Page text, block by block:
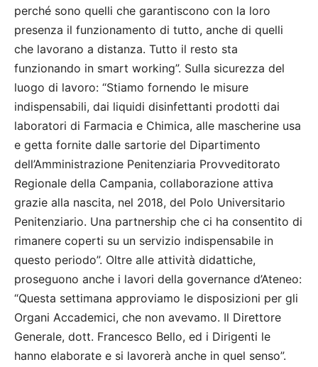
perché sono quelli che garantiscono con la loro
presenza il funzionamento di tutto, anche di quelli
che lavorano a distanza. Tutto il resto sta
funzionando in smart working”. Sulla sicurezza del
luogo di lavoro: “Stiamo fornendo le misure
indispensabili, dai liquidi disinfettanti prodotti dai
laboratori di Farmacia e Chimica, alle mascherine usa
e getta fornite dalle sartorie del Dipartimento
dell’Amministrazione Penitenziaria Provveditorato
Regionale della Campania, collaborazione attiva
grazie alla nascita, nel 2018, del Polo Universitario
Penitenziario. Una partnership che ci ha consentito di
rimanere coperti su un servizio indispensabile in
questo periodo”. Oltre alle attività didattiche,
proseguono anche i lavori della governance d’Ateneo:
“Questa settimana approviamo le disposizioni per gli
Organi Accademici, che non avevamo. Il Direttore
Generale, dott. Francesco Bello, ed i Dirigenti le
hanno elaborate e si lavorerà anche in quel senso”.